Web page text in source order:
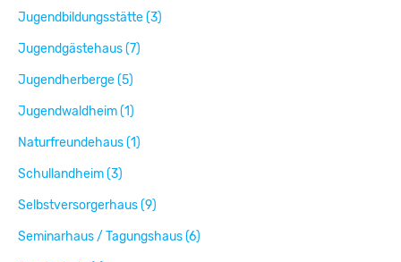
Jugendbildungsstätte (3)
Jugendgästehaus (7)
Jugendherberge (5)
Jugendwaldheim (1)
Naturfreundehaus (1)
Schullandheim (3)
Selbstversorgerhaus (9)
Seminarhaus / Tagungshaus (6)